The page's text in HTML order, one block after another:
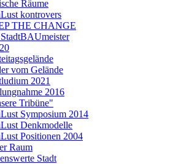
Räume
kontrovers
THE CHANGE
vom Gelände
2021
2016
Tribüne"
Symposium 2014
Denkmodelle
Positionen 2004
Raum
Stadt